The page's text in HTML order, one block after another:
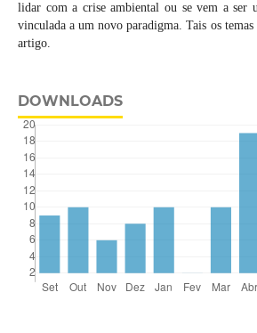
lidar com a crise ambiental ou se vem a ser
vinculada a um novo paradigma. Tais os temas
artigo.
DOWNLOADS